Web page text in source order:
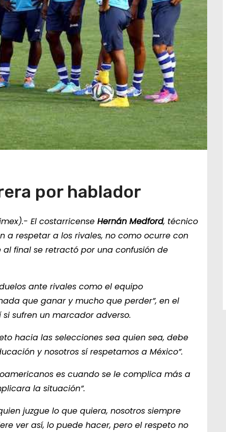
por hablador
El costarricense Hernán Medford, técnico
a respetar a los rivales, no como ocurre con
final se retractó por una confusión de
ante rivales como el equipo
que ganar y mucho que perder”, en el
sufren un marcador adverso.
hacia las selecciones sea quien sea, debe
y nosotros sí respetamos a México”.
es cuando se le complica más a
la situación”.
juzgue lo que quiera, nosotros siempre
ver así, lo puede hacer, pero el respeto no